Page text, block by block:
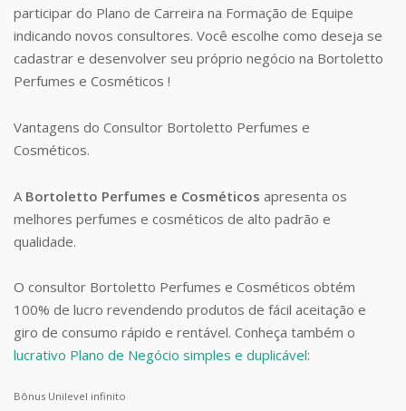
participar do Plano de Carreira na Formação de Equipe
indicando novos consultores. Você escolhe como deseja se
cadastrar e desenvolver seu próprio negócio na Bortoletto
Perfumes e Cosméticos !
Vantagens do Consultor Bortoletto Perfumes e
Cosméticos.
A Bortoletto Perfumes e Cosméticos apresenta os
melhores perfumes e cosméticos de alto padrão e
qualidade.
O consultor Bortoletto Perfumes e Cosméticos obtém
100% de lucro revendendo produtos de fácil aceitação e
giro de consumo rápido e rentável. Conheça também o
lucrativo Plano de Negócio simples e duplicável:
Bônus Unilevel infinito